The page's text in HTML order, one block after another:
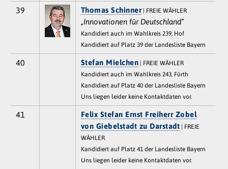
39 Thomas Schinner| FREIE WÄHLER
„Innovationen für Deutschland“
Kandidiert auch im Wahlkreis 239, Hof
Kandidiert auf Platz 39 der Landesliste Bayern
40 Stefan Mielchen | FREIE WÄHLER
Kandidiert auch im Wahlkreis 243, Fürth
Kandidiert auf Platz 40 der Landesliste Bayern
Uns liegen leider keine Kontaktdaten vor.
41
Felix Stefan Ernst Freiherr Zobel
von Giebelstadt zu Darstadt | FREIE
WÄHLER
Kandidiert auf Platz 41 der Landesliste Bayern
Uns liegen leider keine Kontaktdaten vor.